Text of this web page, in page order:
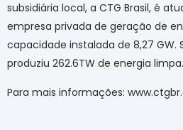
subsidiária local, a CTG Brasil, é
empresa privada de geração de
capacidade instalada de 8,27 GW.
produziu 262.6TW de energia limpa.
Para mais informações: